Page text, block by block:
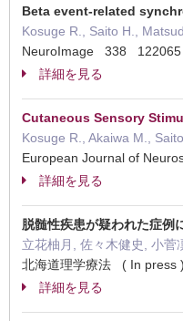
Beta event-related
Kosuge R., Saito H.,
NeuroImage 338 122065
詳細を見る
Cutaneous Sensory
Kosuge R., Akaiwa M.,
European Journal of
詳細を見る
脱髄性疾患が疑われた症例
立花柚月, 佐々木健史, 小
北海道理学療法 ( In
詳細を見る